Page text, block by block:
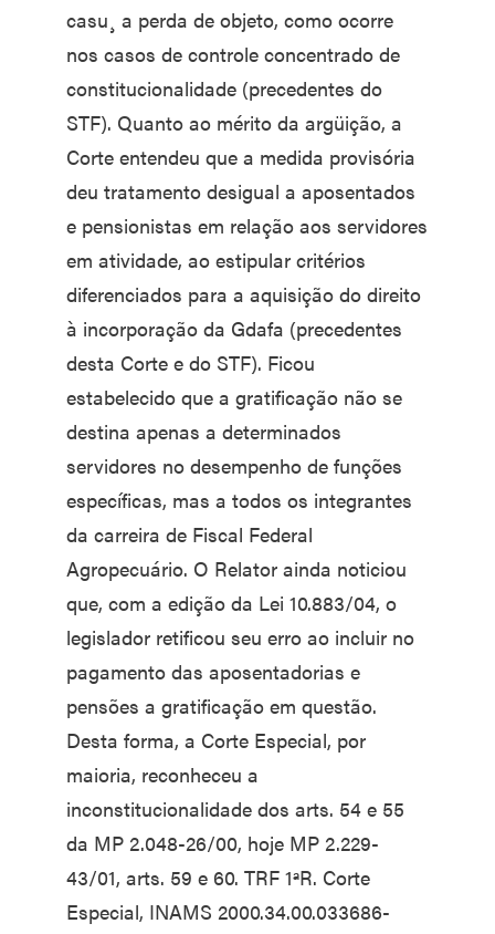
casu¸ a perda de objeto, como ocorre
nos casos de controle concentrado de
constitucionalidade (precedentes do
STF). Quanto ao mérito da argüição, a
Corte entendeu que a medida provisória
deu tratamento desigual a aposentados
e pensionistas em relação aos servidores
em atividade, ao estipular critérios
diferenciados para a aquisição do direito
à incorporação da Gdafa (precedentes
desta Corte e do STF). Ficou
estabelecido que a gratificação não se
destina apenas a determinados
servidores no desempenho de funções
específicas, mas a todos os integrantes
da carreira de Fiscal Federal
Agropecuário. O Relator ainda noticiou
que, com a edição da Lei 10.883/04, o
legislador retificou seu erro ao incluir no
pagamento das aposentadorias e
pensões a gratificação em questão.
Desta forma, a Corte Especial, por
maioria, reconheceu a
inconstitucionalidade dos arts. 54 e 55
da MP 2.048-26/00, hoje MP 2.229-
43/01, arts. 59 e 60. TRF 1ªR. Corte
Especial, INAMS 2000.34.00.033686-